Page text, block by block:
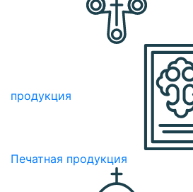
продукция
Печатная продукция